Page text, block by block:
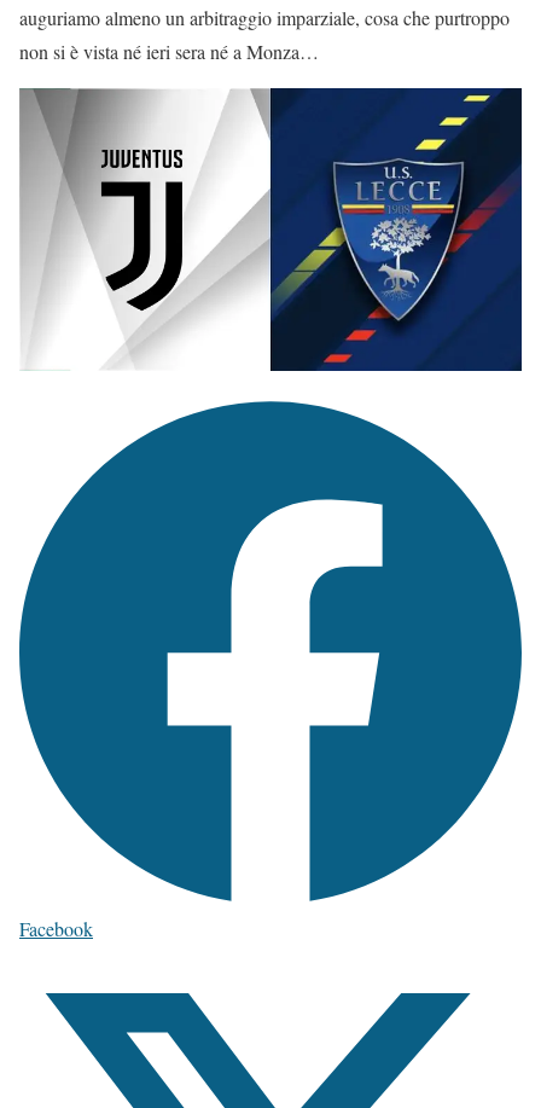
auguriamo almeno un arbitraggio imparziale, cosa che purtroppo
non si è vista né ieri sera né a Monza…
Facebook